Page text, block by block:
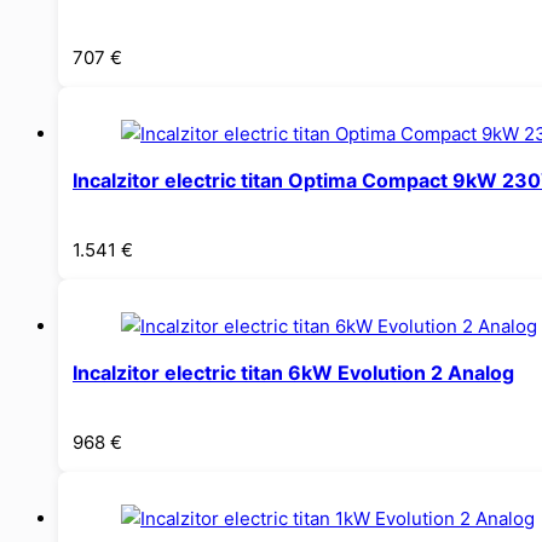
707 €
Incalzitor electric titan Optima Compact 9kW
1.541 €
Incalzitor electric titan 6kW Evolution 2 Analog
968 €